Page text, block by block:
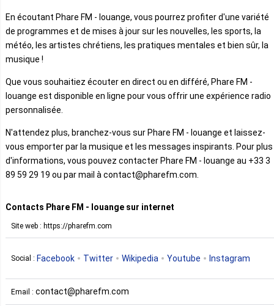
En écoutant Phare FM - louange, vous pourrez profiter d'une variété
de programmes et de mises à jour sur les nouvelles, les sports, la
météo, les artistes chrétiens, les pratiques mentales et bien sûr, la
musique !
Que vous souhaitiez écouter en direct ou en différé, Phare FM -
louange est disponible en ligne pour vous offrir une expérience radio
personnalisée.
N'attendez plus, branchez-vous sur Phare FM - louange et laissez-
vous emporter par la musique et les messages inspirants. Pour plus
d'informations, vous pouvez contacter Phare FM - louange au +33 3
89 59 29 19 ou par mail à contact@pharefm.com.
Contacts Phare FM - louange sur internet
Site web : https://pharefm.com
Social : Facebook Twitter Wikipedia Youtube Instagram
Email : contact@pharefm.com